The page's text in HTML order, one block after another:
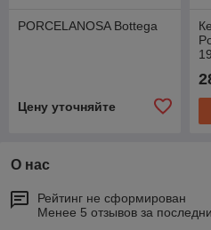
PORCELANOSA Bottega
Цену уточняйте
О нас
Рейтинг не сформирован
Менее 5 отзывов за